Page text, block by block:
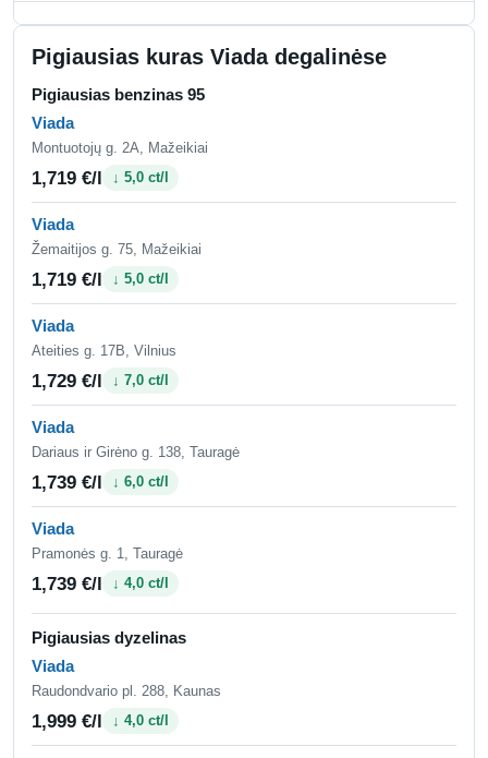
Pigiausias kuras Viada degalinėse
Pigiausias benzinas 95
Viada
Montuotojų g. 2A, Mažeikiai
1,719 €/l ↓ 5,0 ct/l
Viada
Žemaitijos g. 75, Mažeikiai
1,719 €/l ↓ 5,0 ct/l
Viada
Ateities g. 17B, Vilnius
1,729 €/l ↓ 7,0 ct/l
Viada
Dariaus ir Girėno g. 138, Tauragė
1,739 €/l ↓ 6,0 ct/l
Viada
Pramonės g. 1, Tauragė
1,739 €/l ↓ 4,0 ct/l
Pigiausias dyzelinas
Viada
Raudondvario pl. 288, Kaunas
1,999 €/l ↓ 4,0 ct/l